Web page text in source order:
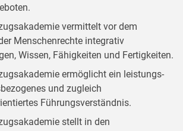
vermittelt vor dem
Menschenrechte integrativ
Wissen, Fähigkeiten und Fertigkeiten.
ermöglicht ein leistungs-
und zugleich
Führungsverständnis.
stellt in den